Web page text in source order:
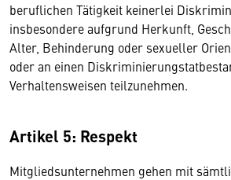
beruflichen Tätigkeit keinerlei
insbesondere aufgrund Herkunft,
Alter, Behinderung oder sexueller
oder an einen
Verhaltensweisen teilzunehmen.
Artikel 5: Respekt
Mitgliedsunternehmen gehen mit